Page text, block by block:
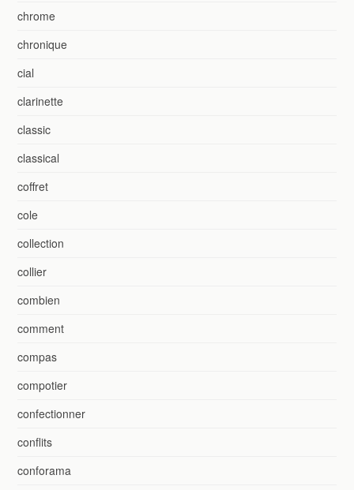
chrome
chronique
cial
clarinette
classic
classical
coffret
cole
collection
collier
combien
comment
compas
compotier
confectionner
conflits
conforama